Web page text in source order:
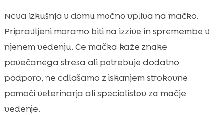
Nova izkušnja v domu močno vpliva na mačko.
Pripravljeni moramo biti na izzive in spremembe v
njenem vedenju. Če mačka kaže znake
povečanega stresa ali potrebuje dodatno
podporo, ne odlašamo z iskanjem strokovne
pomoči veterinarja ali specialistov za mačje
vedenje.